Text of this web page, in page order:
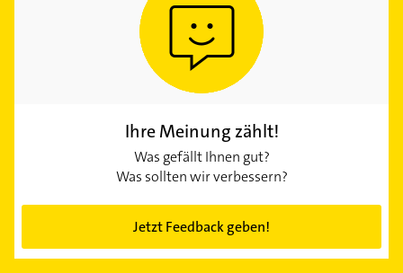
Ihre Meinung zählt!
Was gefällt Ihnen gut?
Was sollten wir verbessern?
Jetzt Feedback geben!